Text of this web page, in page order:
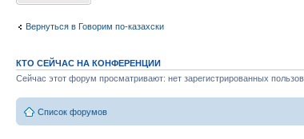
Вернуться в Говорим по-казахски
КТО СЕЙЧАС НА КОНФЕРЕНЦИИ
Сейчас этот форум просматривают: нет зарегистрированных
Список форумов